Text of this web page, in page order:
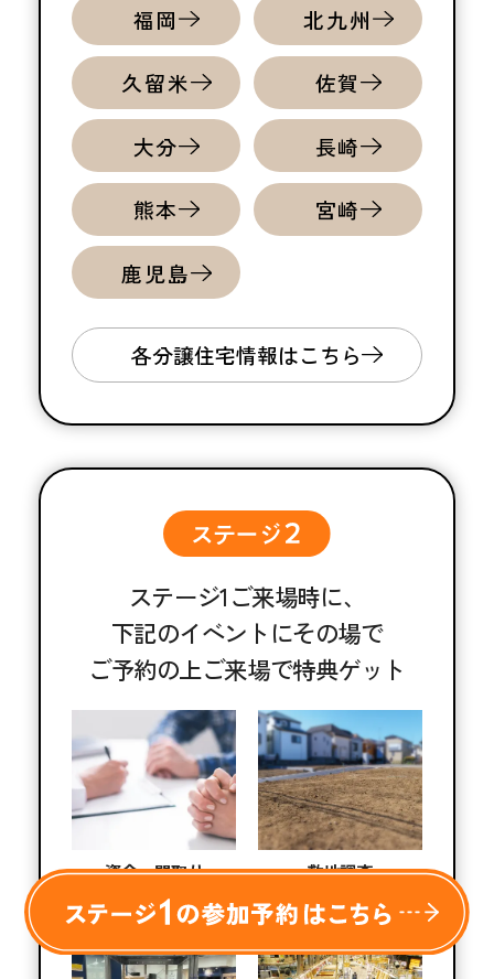
福岡 北九州
久留米 佐賀
大分 長崎
熊本 宮崎
鹿児島
各分譲住宅情報はこちら
ステージ1ご来場時に、
下記のイベントにその場で
ご予約の上ご来場で特典ゲット
資金or間取り
提案
敷地調査